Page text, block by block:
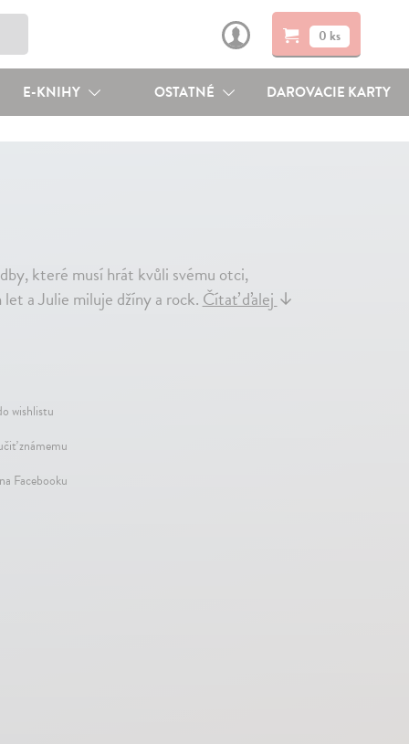
0 ks
E-KNIHY OSTATNÉ DAROVACIE KARTY
které musí hrát kvůli svému otci,
a Julie miluje džíny a rock.Čítať ďalej↓
wishlistu
známemu
Facebooku